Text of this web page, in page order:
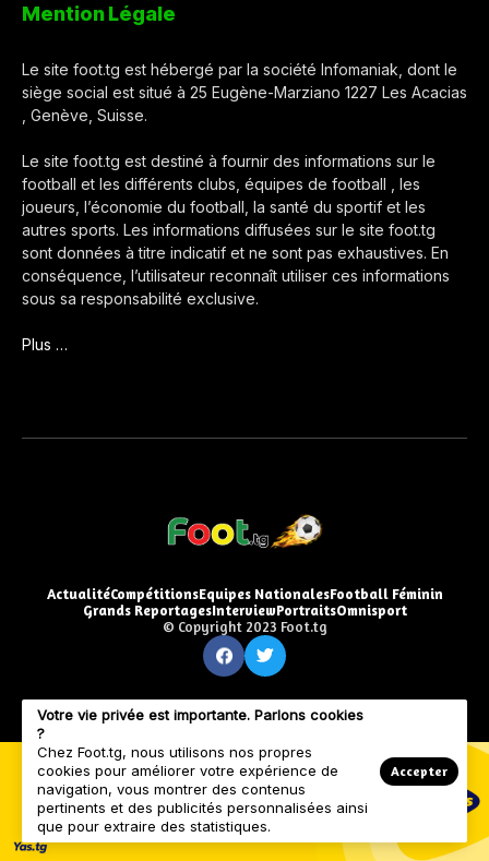
Mention Légale
Le site foot.tg est hébergé par la société Infomaniak, dont le
siège social est situé à 25 Eugène-Marziano 1227 Les Acacias
, Genève, Suisse.
Le site foot.tg est destiné à fournir des informations sur le
football et les différents clubs, équipes de football , les
joueurs, l’économie du football, la santé du sportif et les
autres sports. Les informations diffusées sur le site foot.tg
sont données à titre indicatif et ne sont pas exhaustives. En
conséquence, l’utilisateur reconnaît utiliser ces informations
sous sa responsabilité exclusive.
Plus …
ActualitéCompétitionsEquipes NationalesFootball Féminin
Grands ReportagesInterviewPortraitsOmnisport
© Copyright 2023 Foot.tg
Votre vie privée est importante. Parlons cookies
?
Chez Foot.tg, nous utilisons nos propres
cookies pour améliorer votre expérience de
navigation, vous montrer des contenus
pertinents et des publicités personnalisées ainsi
que pour extraire des statistiques.
Accepter